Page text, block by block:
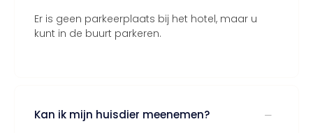
Er is geen parkeerplaats bij het hotel, maar u
kunt in de buurt parkeren.
Kan ik mijn huisdier meenemen?